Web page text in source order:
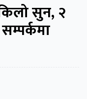
सुन, २